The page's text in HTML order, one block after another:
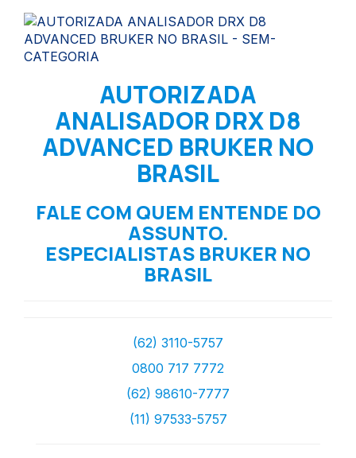
AUTORIZADA
ANALISADOR DRX D8
ADVANCED BRUKER NO
BRASIL
FALE COM QUEM ENTENDE DO
ASSUNTO.
ESPECIALISTAS BRUKER NO
BRASIL
(62) 3110-5757
0800 717 7772
(62) 98610-7777
(11) 97533-5757